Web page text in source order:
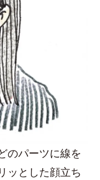
のパーツに線を
ッとした顔立ち